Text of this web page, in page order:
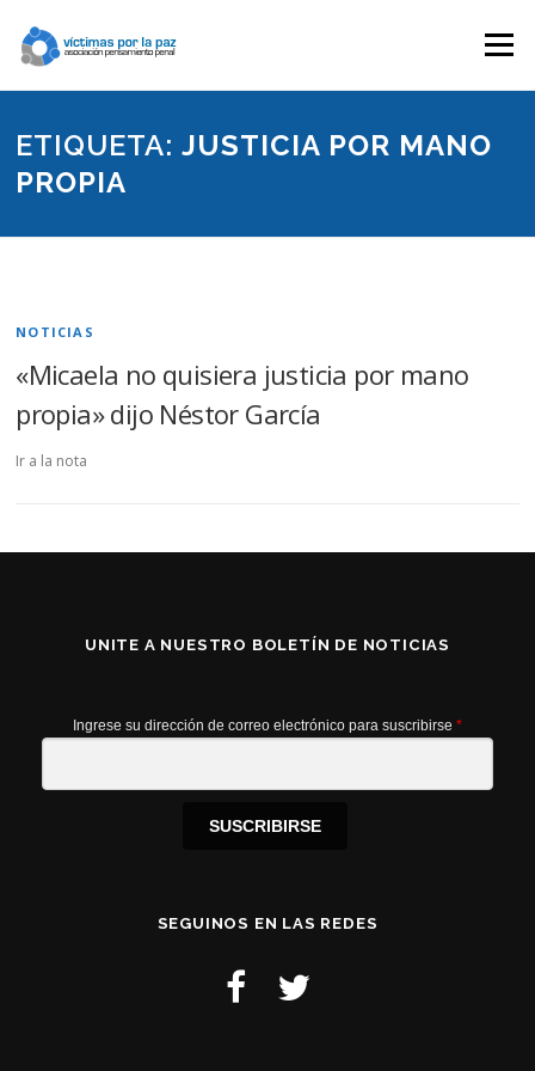
contenido
Menú
ETIQUETA:JUSTICIA POR MANO
PROPIA
NOTICIAS
«Micaela no quisiera justicia por mano
propia» dijo Néstor García
Ir a la nota
UNITE A NUESTRO BOLETÍN DE NOTICIAS
Ingrese su dirección de correo electrónico para suscribirse *
SUSCRIBIRSE
SEGUINOS EN LAS REDES